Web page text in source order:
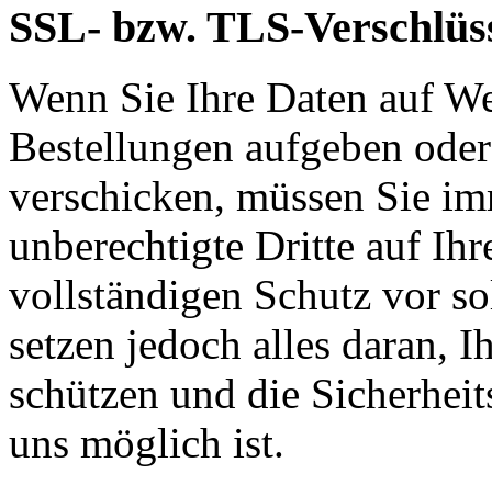
SSL- bzw. TLS-
Wenn Sie Ihre Daten auf
Bestellungen aufgeben
verschicken, müssen Sie
unberechtigte Dritte auf
vollständigen Schutz vor
setzen jedoch alles daran,
schützen und die
uns möglich ist.